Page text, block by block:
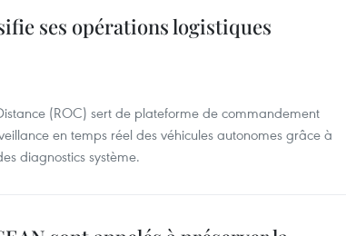
ses opérations logistiques
(ROC) sert de plateforme de commandement
en temps réel des véhicules autonomes grâce à
diagnostics système.